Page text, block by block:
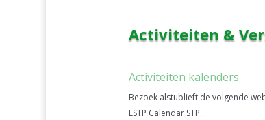
Activiteiten &
Activiteiten kalenders
Bezoek alstublieft de volgende
ESTP Calendar STP...